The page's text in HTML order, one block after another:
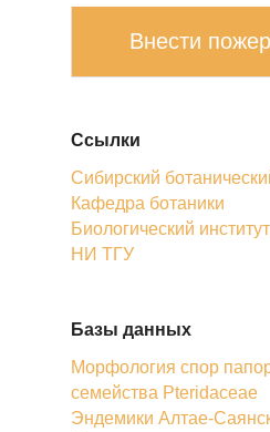
Внести
Ссылки
Сибирский
Кафедра ботаники
Биологический институт
НИ ТГУ
Базы данных
Морфология спор
семейства Pteridaceae
Эндемики Алтае-